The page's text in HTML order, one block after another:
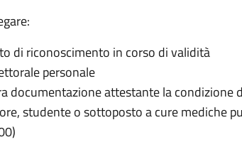
di riconoscimento in corso di validità
personale
documentazione attestante la condizione
studente o sottoposto a cure mediche